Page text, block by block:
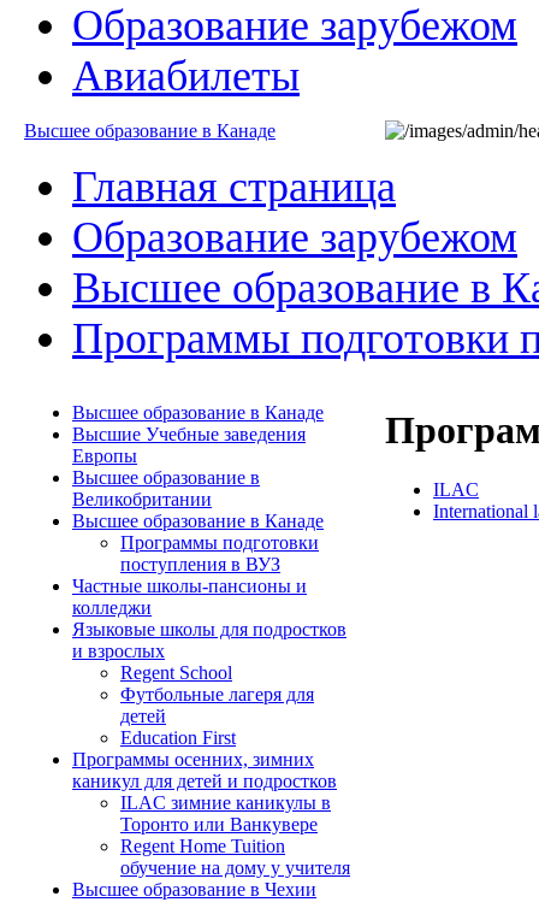
Образование зарубежом
Авиабилеты
Высшее образование в Канаде
Главная страница
Образование зарубежом
Высшее образование в
Программы подготовки
Высшее образование в Канаде
Высшие Учебные заведения
Европы
Высшее образование в
Великобритании
Высшее образование в Канаде
Программы подготовки
поступления в ВУЗ
Частные школы-пансионы и
колледжи
Языковые школы для подростков
и взрослых
Regent School
Футбольные лагеря для
детей
Education First
Программы осенних, зимних
каникул для детей и подростков
ILAC зимние каникулы в
Торонто или Ванкувере
Regent Home Tuition
обучение на дому у учителя
Высшее образование в Чехии
ILAC
International